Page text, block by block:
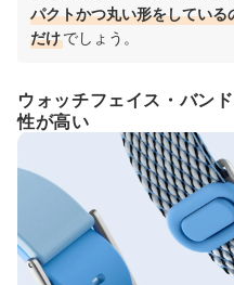
パクトかつ丸い形をしてい
だけでしょう。
ウォッチフェイス・バン
性が高い